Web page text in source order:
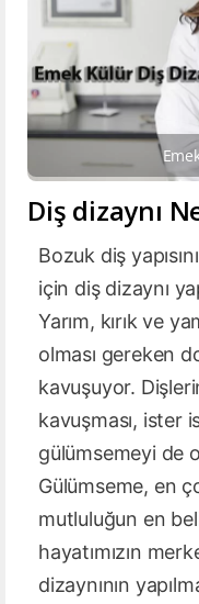
Diş dizaynı
Bozuk diş
için diş dizaynı
Yarım, kırık ve
olması gereken
kavuşuyor.
kavuşması, ister
gülümsemeyi de
Gülümseme, en
mutluluğun en
hayatımızın
dizaynının